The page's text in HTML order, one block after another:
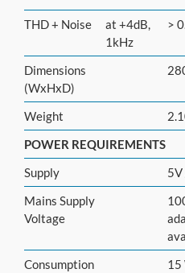
THD + Noise
at +4dB,
1kHz
>
Dimensions
(WxHxD)
Weight
POWER REQUIREMENTS
Supply
Mains Supply
Voltage
Consumption
15